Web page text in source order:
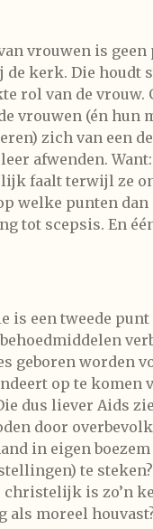
vrouwen is
kerk. Die houdt
rol van de vrouw.
vrouwen (én hun
zich van een
afwenden.
faalt terwijl ze
welke punten dan
tot scepsis. En
is een tweede punt
geboren worden
op te komen
dus liever Aids
door
in eigen boezem
te
christelijk is zo’n
als moreel